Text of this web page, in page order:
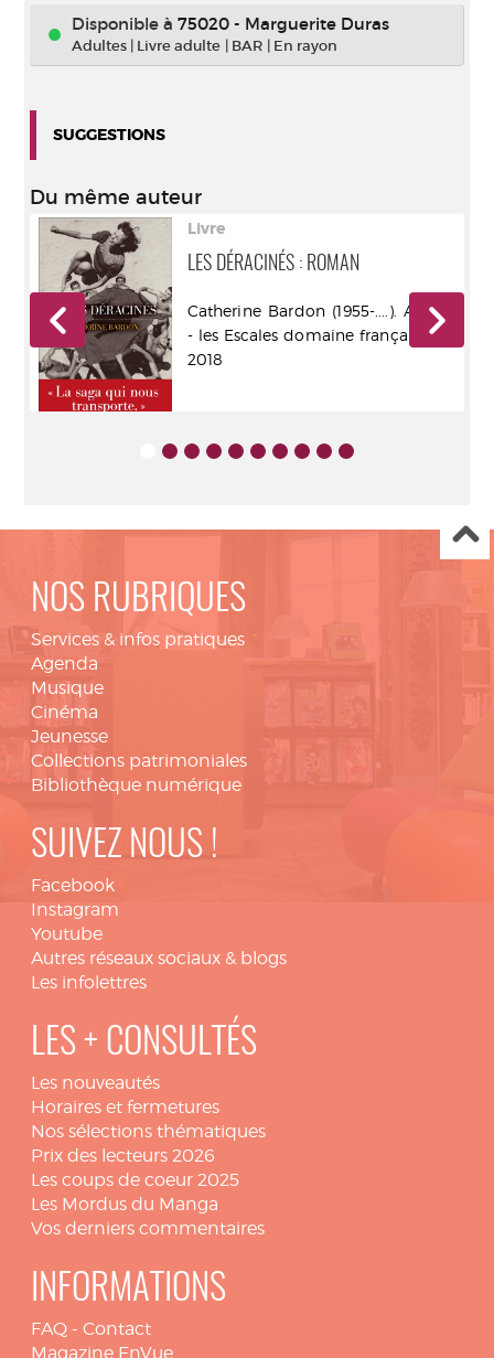
Disponible à 75020 - Marguerite Duras
Adultes | Livre adulte | BAR | En rayon
SUGGESTIONS
Du même auteur
Livre
LES DÉRACINÉS : ROMAN
Catherine Bardon (1955-....). Auteur
- les Escales domaine français - DL
2018
NOS RUBRIQUES
Services & infos pratiques
Agenda
Musique
Cinéma
Jeunesse
Collections patrimoniales
Bibliothèque numérique
SUIVEZ NOUS !
Facebook
Instagram
Youtube
Autres réseaux sociaux & blogs
Les infolettres
LES + CONSULTÉS
Les nouveautés
Horaires et fermetures
Nos sélections thématiques
Prix des lecteurs 2026
Les coups de coeur 2025
Les Mordus du Manga
Vos derniers commentaires
INFORMATIONS
FAQ - Contact
Magazine EnVue